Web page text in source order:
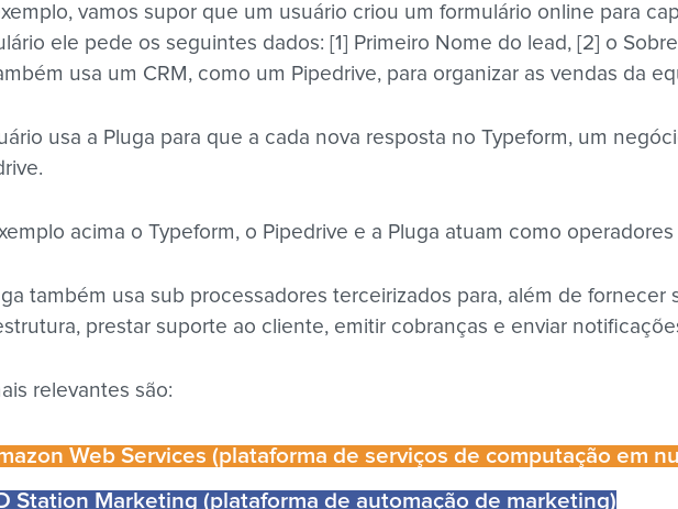
vamos supor que um usuário criou um formulário online para
ele pede os seguintes dados: [1] Primeiro Nome do lead, [2] o
usa um CRM, como um Pipedrive, para organizar as vendas da
usa a Pluga para que a cada nova resposta no Typeform, um
acima o Typeform, o Pipedrive e a Pluga atuam como operadores
também usa sub processadores terceirizados para, além de fornecer
prestar suporte ao cliente, emitir cobranças e enviar
relevantes são:
Web Services (plataforma de serviços de computação em
Station Marketing (plataforma de automação de marketing)